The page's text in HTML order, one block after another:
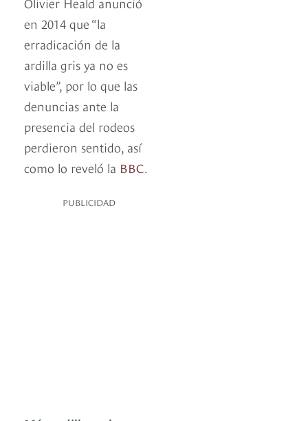
en 2014 que “la
erradicación de la
ardilla gris ya no es
viable”, por lo que las
denuncias ante la
presencia del rodeos
perdieron sentido, así
como lo reveló la BBC.
PUBLICIDAD